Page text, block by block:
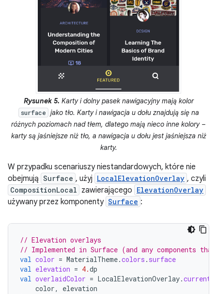
Rysunek 5. Karty i dolny pasek nawigacyjny mają kolor
surface
jako tło. Karty i nawigacja u dołu znajdują się na
różnych poziomach nad tłem, dlatego mają nieco inne kolory –
karty są jaśniejsze niż tło, a nawigacja u dołu jest jaśniejsza niż
karty.
W przypadku scenariuszy niestandardowych, które nie
obejmują Surface , użyj LocalElevationOverlay , czyli
CompositionLocal zawierającego ElevationOverlay
używany przez komponenty Surface :
// Elevation overlays
// Implemented in Surface (and any components
val color = MaterialTheme.colors . surface
val elevation = 4.dp
val overlaidColor = LocalElevationOverlay.current
color,
elevation